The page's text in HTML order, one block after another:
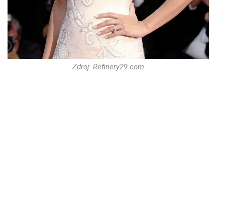
Zdroj: Refinery29.com